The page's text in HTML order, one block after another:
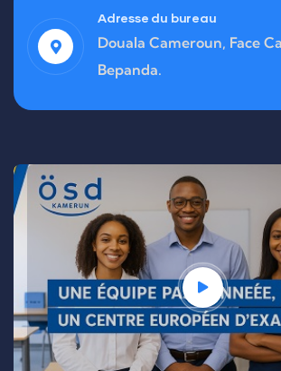
Adresse du bureau
Douala Cameroun, Face
Bepanda.